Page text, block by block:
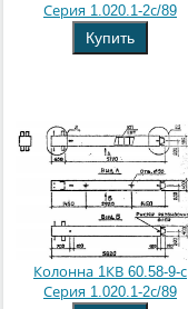
Серия 1.020.1-2с/89
Купить
Колонна 1КВ 60.58-9-с
Серия 1.020.1-2с/89